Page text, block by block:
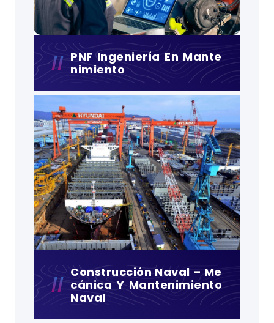
PNF Ingeniería En Mante
Nimiento
Construcción Naval – Me
Cánica Y Mantenimiento
Naval